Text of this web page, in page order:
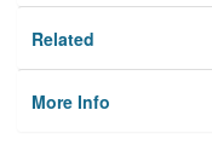
Related
More Info